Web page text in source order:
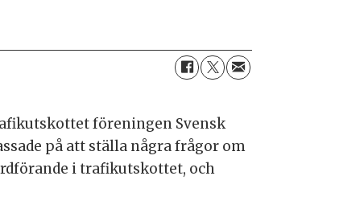
föreningen Svensk
på att ställa några frågor om
i trafikutskottet, och